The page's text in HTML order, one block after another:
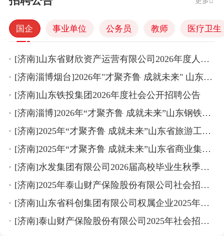
国企 事业单位 公务员 教师 医疗卫生
[济南]山东省财欣资产运营有限公司2026年度人员公开招聘公告
[济南淄博烟台]2026年"才聚齐鲁 成就未来" 山东能源集团营销贸易有限公司市场化招聘公告
[济南]山东铁投集团2026年度社会公开招聘公告
[济南淄博]2026年“才聚齐鲁 成就未来”山东钢铁集团有限公司社会招聘公告
[济南]2025年“才聚齐鲁 成就未来”山东省旅游工程设计院有限公司部分岗位公开招聘公告
[济南]2025年“才聚齐鲁 成就未来”山东省商业集团有限公司公开招聘公告
[济南]水发集团有限公司2026届高校毕业生秋季校园招聘公告
[济南]2025年泰山财产保险股份有限公司社会招聘公告
[济南]山东省科创集团有限公司权属企业2025年招聘公告
[济南]泰山财产保险股份有限公司2025年社会招聘公告